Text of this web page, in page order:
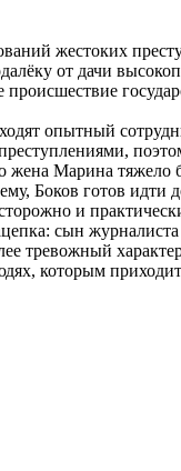
жестоких
от дачи
опытный
Марина
Боков готов идти
и
сын
тревожный
которым